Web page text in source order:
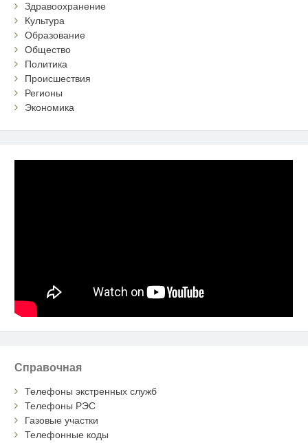
Здравоохранение
Культура
Образование
Общество
Политика
Происшествия
Регионы
Экономика
Справочная
Телефоны экстренных служб
Телефоны РЭС
Газовые участки
Телефонные коды